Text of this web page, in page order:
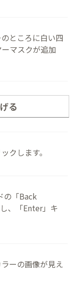
ところに白い四
マスクが追加
る
クします。
の「Back
、「Enter」キ
ーの画像が見え